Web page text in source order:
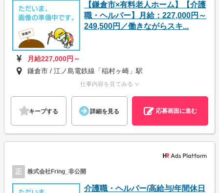
【鎌倉市×有料老人ホーム】【介護
職・ヘルパー】月給：227,000円～
249,500円／働きながらスキ...
月給227,000円～
鎌倉市 / 江ノ島電鉄線「稲村ヶ崎」駅
仕事内容を見てみる ∨
キープする 詳細を見る 応募画面に進む
正 株式会社Fring_非公開
介護職・ヘルパー/高給与/年間休日